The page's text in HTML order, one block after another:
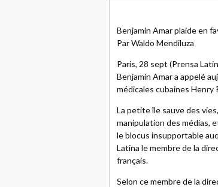
Benjamin Amar plaide en
Par Waldo Mendiluza
Paris, 28 sept (Prensa
Benjamin Amar a appelé
médicales cubaines Henry
La petite île sauve des
manipulation des médias,
le blocus insupportable
Latina le membre de la
français.
Selon ce membre de la